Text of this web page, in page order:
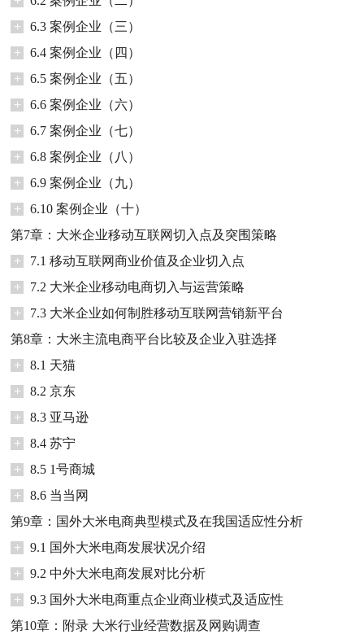
+
6.3 案例企业（三）
+
6.4 案例企业（四）
+
6.5 案例企业（五）
+
6.6 案例企业（六）
+
6.7 案例企业（七）
+
6.8 案例企业（八）
+
6.9 案例企业（九）
+
6.10 案例企业（十）
第7章：大米企业移动互联网切入点及突围策略
+
7.1 移动互联网商业价值及企业切入点
+
7.2 大米企业移动电商切入与运营策略
+
7.3 大米企业如何制胜移动互联网营销新平台
第8章：大米主流电商平台比较及企业入驻选择
+
8.1 天猫
+
8.2 京东
+
8.3 亚马逊
+
8.4 苏宁
+
8.5 1号商城
+
8.6 当当网
第9章：国外大米电商典型模式及在我国适应性分析
+
9.1 国外大米电商发展状况介绍
+
9.2 中外大米电商发展对比分析
+
9.3 国外大米电商重点企业商业模式及适应性
第10章：附录 大米行业经营数据及网购调查